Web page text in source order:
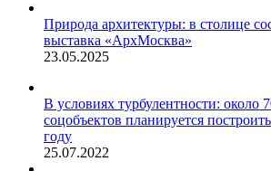
Природа архитектуры: в столице
выставка «АрхМосква»
23.05.2025
В условиях турбулентности: около
соцобъектов планируется
году
25.07.2022